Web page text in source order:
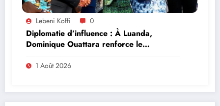
Lebeni Koffi 0
Diplomatie d’influence : À Luanda,
Dominique Ouattara renforce le
leadership solidaire de la Côte d’Ivoire en
Afrique
1 Août 2026